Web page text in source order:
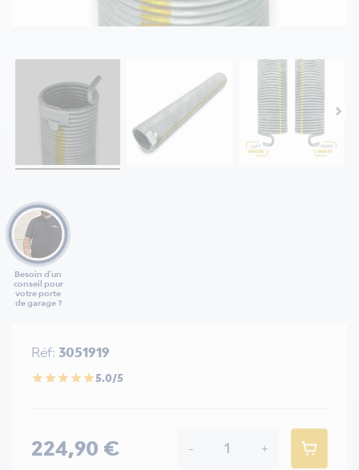
Besoin d'un
conseil pour
votre porte
de garage ?
Réf: 3051919
star star star star star5.0/5
224,90 € - +